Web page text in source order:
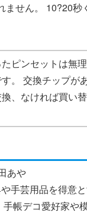
ません。 10?20秒
ピンセットは無
。 交換チップが
、なければ買い
あや
手芸用品を得意
手帳デコ愛好家や